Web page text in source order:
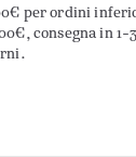
per ordini
consegna in 1-3